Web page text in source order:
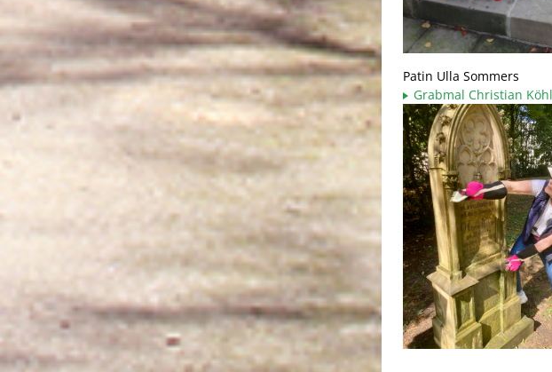
Patin Ulla Sommers
Grabmal Christian